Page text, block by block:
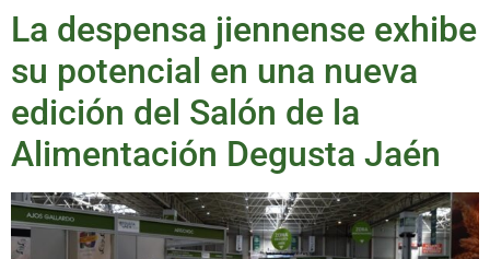
La despensa jiennense exhibe
su potencial en una nueva
edición del Salón de la
Alimentación Degusta Jaén